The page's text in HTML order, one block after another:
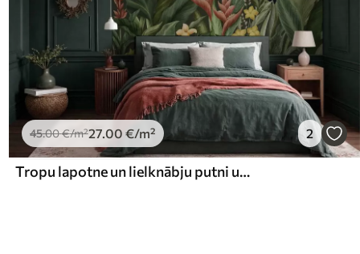
45.00€/m²27.00 €/m² 2
Tropu lapotne un lielknābju putni uz tumša fona